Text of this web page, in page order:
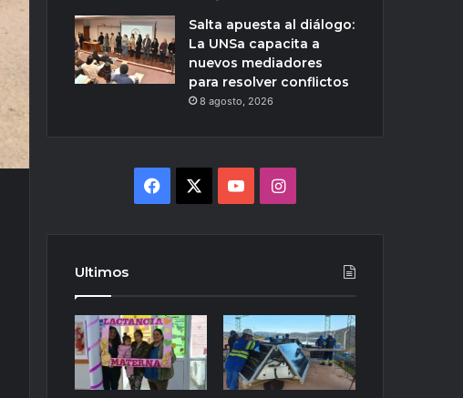
Salta apuesta al diálogo:
La UNSa capacita a
nuevos mediadores
para resolver conflictos
8 agosto, 2026
Facebook YouTubeInstagram
Ultimos